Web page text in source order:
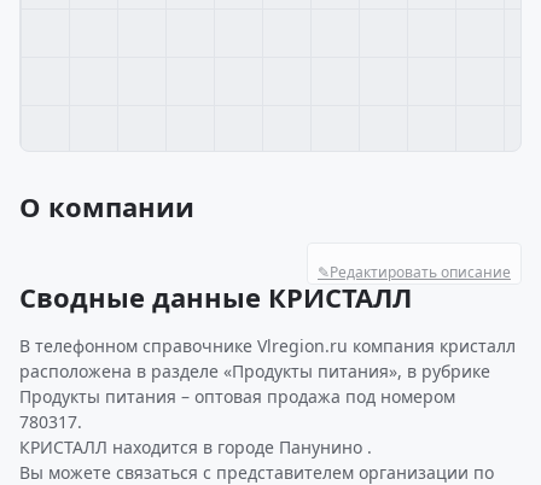
О компании
✎Редактировать описание
Сводные данные КРИСТАЛЛ
В телефонном справочнике Vlregion.ru компания кристалл
расположена в разделе «Продукты питания», в рубрике
Продукты питания – оптовая продажа под номером
780317.
КРИСТАЛЛ находится в городе Панунино .
Вы можете связаться с представителем организации по